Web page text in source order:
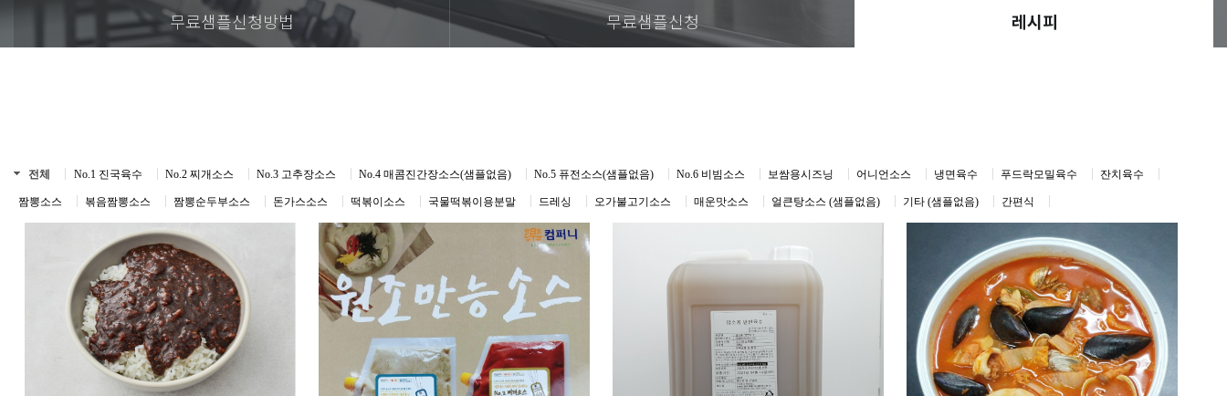
무료샘플신청방법 무료샘플신청 레시피
전체 No.1 진국육수 No.2 찌개소스 No.3 고추장소스 No.4 매콤진간장소스(샘플없음) No.5 퓨전소스(샘플없음) No.6 비빔소스 보쌈용시즈닝 어니언소스 냉면육수 푸드락모밀육수 잔치육수
짬뽕소스 볶음짬뽕소스 짬뽕순두부소스 돈가스소스 떡볶이소스 국물떡볶이용분말 드레싱 오가불고기소스 매운맛소스 얼큰탕소스 (샘플없음) 기타 (샘플없음) 간편식